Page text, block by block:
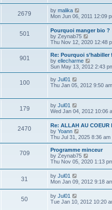
o
s
t
l
t
e
s
t
p
o
s
t
t
h
e
l
a
t
e
s
t
p
o
s
t
2679 by malika
t
h
e
l
a
t
e
s
p
s
Mon Jun 06, 2011 12:09
501
Pourquoi manger bio ?
by Zeynab75
i
e
w
t
h
a
t
s
p
o
s
Thu Nov 12, 2020 12:48
901
Re: Pourquoi
by ellecharme
i
e
t
l
t
e
s
p
o
s
Sun May 13, 2012 2:43
100 by Jul01
h
e
l
a
t
e
s
t
p
o
Thu Jan 05, 2012 9:50 am
179 by Jul01
i
w
t
h
e
l
a
t
e
s
p
Wed Jan 04, 2012 10:06
2470
Re: ALLAH AU COEUR
by Yoann
i
e
w
t
h
l
e
t
Thu Jul 31, 2025 8:36 am
709
Programme minceur
by Zeynab75
i
t
h
e
a
Thu Nov 05, 2020 1:13
31 by Jul01
i
h
Mon Jan 09, 2012 9:18
50 by Jul01
Tue Jan 10, 2012 10:20